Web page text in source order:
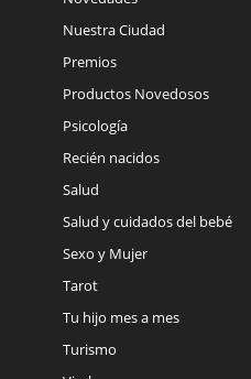
Nuestra Ciudad
Premios
Productos Novedosos
Psicología
Recién nacidos
Salud
Salud y cuidados del bebé
Sexo y Mujer
Tarot
Tu hijo mes a mes
Turismo